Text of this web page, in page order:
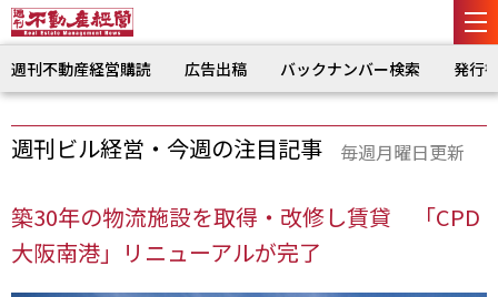
週刊不動産経営購読 広告出稿 バックナンバー検索 発行
週刊ビル経営・今週の注目記事 毎週月曜日更新
築30年の物流施設を取得・改修し賃貸 「CPD
大阪南港」リニューアルが完了